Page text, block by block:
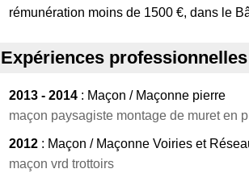
rémunération moins de 1500 €, dans le
Expériences professionnelles
2013 - 2014 : Maçon / Maçonne pierre
maçon paysagiste montage de muret en
2012 : Maçon / Maçonne Voiries et
maçon vrd trottoirs